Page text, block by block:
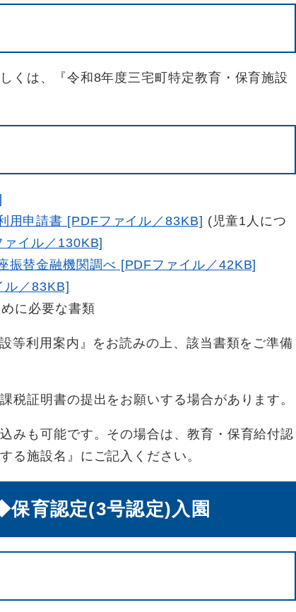
くは、『令和8年度三宅町特定教育・保育施設
用申請書 [PDFファイル／83KB] (児童1人につ
イル／130KB]
振替金融機関調べ [PDFファイル／42KB]
ル／83KB]
に必要な書類
等利用案内』をお読みの上、該当書類をご準備
証明書の提出をお願いする場合があります。
みも可能です。その場合は、教育・保育給付認
る施設名』にご記入ください。
育認定(3号認定)入園